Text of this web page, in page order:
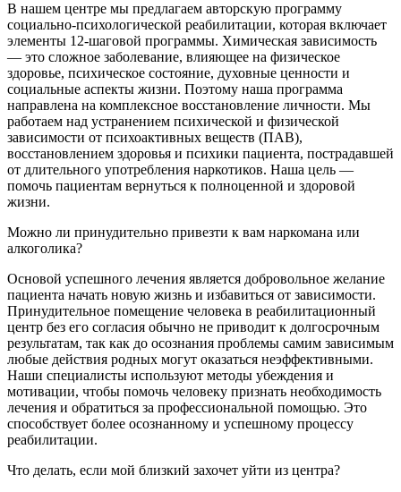
В нашем центре мы предлагаем авторскую программу
социально-психологической реабилитации, которая включает
элементы 12-шаговой программы. Химическая зависимость
— это сложное заболевание, влияющее на физическое
здоровье, психическое состояние, духовные ценности и
социальные аспекты жизни. Поэтому наша программа
направлена на комплексное восстановление личности. Мы
работаем над устранением психической и физической
зависимости от психоактивных веществ (ПАВ),
восстановлением здоровья и психики пациента, пострадавшей
от длительного употребления наркотиков. Наша цель —
помочь пациентам вернуться к полноценной и здоровой
жизни.
Можно ли принудительно привезти к вам наркомана или
алкоголика?
Основой успешного лечения является добровольное желание
пациента начать новую жизнь и избавиться от зависимости.
Принудительное помещение человека в реабилитационный
центр без его согласия обычно не приводит к долгосрочным
результатам, так как до осознания проблемы самим зависимым
любые действия родных могут оказаться неэффективными.
Наши специалисты используют методы убеждения и
мотивации, чтобы помочь человеку признать необходимость
лечения и обратиться за профессиональной помощью. Это
способствует более осознанному и успешному процессу
реабилитации.
Что делать, если мой близкий захочет уйти из центра?